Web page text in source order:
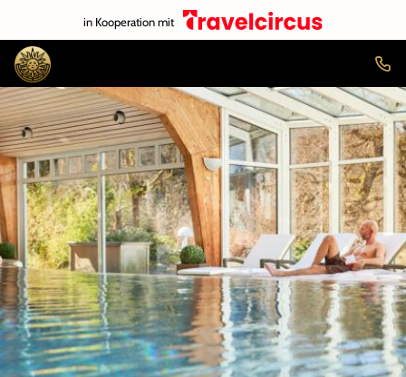
in Kooperation mit
Auf der Karte anzeigen